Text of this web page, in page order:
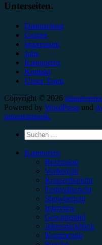
Unterseiten.
Datenschutz
Genres
Impressum
Jobs
Kategorien
Kontakt
Unser Team
Copyright © 2026
Powered by WordPress und
minutenmusik.
Suchen
nach:
Kategorien
Rezension
Vorbericht
Konzertbericht
Festivalbericht
Showbericht
Interview
Gewinnspiel
Jahresrückblick
Kommentar